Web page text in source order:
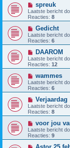
spreuk
Laatste bericht
Reacties: 8
Gedicht
Laatste bericht
Reacties: 6
DAAROM
Laatste bericht
Reacties: 12
wammes
Laatste bericht
Reacties: 6
Verjaardag
Laatste bericht
Reacties: 8
voor jou
Laatste bericht
Reacties: 9